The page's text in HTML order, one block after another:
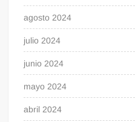
agosto 2024
julio 2024
junio 2024
mayo 2024
abril 2024